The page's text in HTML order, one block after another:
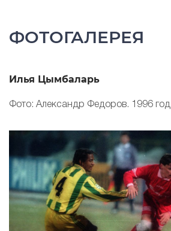
ФОТОГАЛЕРЕЯ
Илья Цымбаларь
Фото: Александр Федоров. 1996 год